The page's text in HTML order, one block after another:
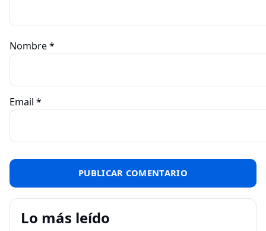
Nombre*
Email *
Lo más leído